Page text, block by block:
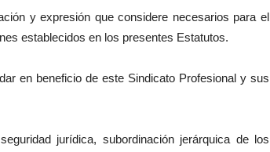
y expresión que considere necesarios para el
establecidos en los presentes Estatutos.
en beneficio de este Sindicato Profesional y sus
jurídica, subordinación jerárquica de los